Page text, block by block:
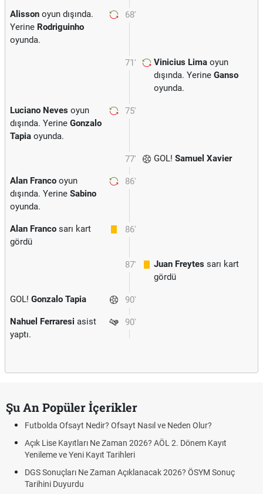
68'
Alisson oyun dışında.
Yerine Rodriguinho
oyunda.
71' Vinicius Lima oyun
dışında. Yerine Ganso
oyunda.
75'
Luciano Neves oyun
dışında. Yerine Gonzalo
Tapia oyunda.
77' GOL! Samuel Xavier
86'
Alan Franco oyun
dışında. Yerine Sabino
oyunda.
86'
Alan Franco sarı kart
gördü
87' Juan Freytes sarı kart
gördü
90'
GOL! Gonzalo Tapia
90'
Nahuel Ferraresi asist
yaptı.
Şu An Popüler İçerikler
Futbolda Ofsayt Nedir? Ofsayt Nasıl ve Neden Olur?
Açık Lise Kayıtları Ne Zaman 2026? AÖL 2. Dönem Kayıt
Yenileme ve Yeni Kayıt Tarihleri
DGS Sonuçları Ne Zaman Açıklanacak 2026? ÖSYM Sonuç
Tarihini Duyurdu